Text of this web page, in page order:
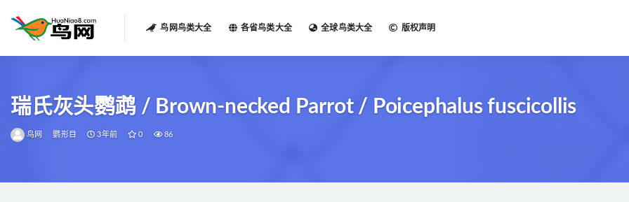
鸟网鸟类大全 各省鸟类大全 全球鸟类大全 版权声明
瑞氏灰头鹦鹉 / Brown-necked Parrot / Poicephalus fuscicollis
鸟网 鹦形目 3年前 0 86